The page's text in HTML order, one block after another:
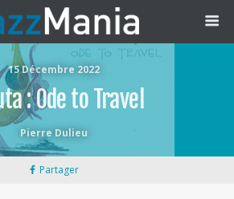
15 Décembre 2022
: Ode to Travel
Pierre Dulieu
Partager